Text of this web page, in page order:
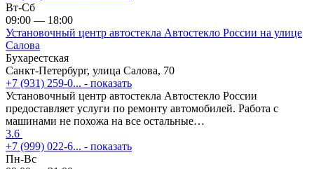
Вт-Сб
09:00 — 18:00
Установочный центр автостекла Автостекло России на улице
Салова
Бухарестская
Санкт-Петербург, улица Салова, 70
+7 (931) 259-0... - показать
Установочный центр автостекла Автостекло России
предоставляет услуги по ремонту автомобилей. Работа с
машинами не похожа на все остальные…
3.6
+7 (999) 022-6... - показать
Пн-Вс